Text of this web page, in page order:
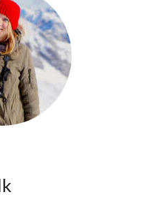
IHR BILD